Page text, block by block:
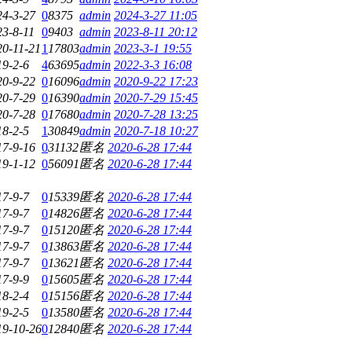
3-27 08375 admin 2024-3-27 11:05
8-11 09403 admin 2023-8-11 20:12
11-21 1 17803admin 2023-3-1 19:55
2-6 463695admin 2022-3-3 16:08
9-22 016096admin 2020-9-22 17:23
7-29 016390admin 2020-7-29 15:45
7-28 017680admin 2020-7-28 13:25
2-5 130849admin 2020-7-18 10:27
9-16 031132匿名 2020-6-28 17:44
1-12 056091匿名 2020-6-28 17:44
9-7 015339匿名 2020-6-28 17:44
9-7 014826匿名 2020-6-28 17:44
9-7 015120匿名 2020-6-28 17:44
9-7 013863匿名 2020-6-28 17:44
9-7 013621匿名 2020-6-28 17:44
9-9 015605匿名 2020-6-28 17:44
2-4 015156匿名 2020-6-28 17:44
2-5 013580匿名 2020-6-28 17:44
10-26012840匿名 2020-6-28 17:44